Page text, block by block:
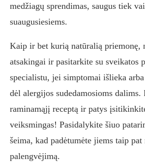
medžiagų sprendimas, saugus tiek
suaugusiesiems.
Kaip ir bet kurią natūralią priemonę,
atsakingai ir pasitarkite su sveikatos
specialistu, jei simptomai išlieka
dėl alergijos sudedamosioms dalims.
raminamąjį receptą ir patys
veiksmingas! Pasidalykite šiuo
šeima, kad padėtumėte jiems taip pat
palengvėjimą.